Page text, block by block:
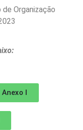
Organização
Anexo I